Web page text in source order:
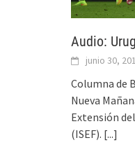
Audio:
junio 30,
Columna de
Nueva
Extensión
(ISEF). [...]